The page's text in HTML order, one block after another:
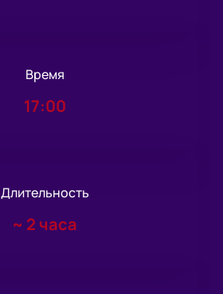
Время
17:00
Длительность
~ 2 часа